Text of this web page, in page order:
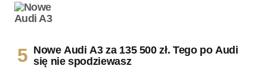
Nowe Audi A3 za 135 500 zł. Tego po Audi
się nie spodziewasz